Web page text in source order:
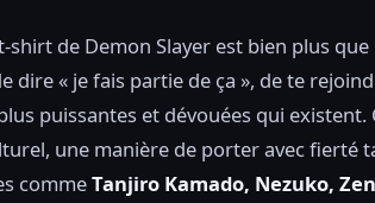
de Demon Slayer est bien plus que
dire « je fais partie de ça », de te
puissantes et dévouées qui existent.
une manière de porter avec fierté
commeTanjiro Kamado, Nezuko,